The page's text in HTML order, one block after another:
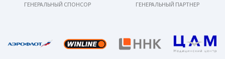
ГЕНЕРАЛЬНЫЙ СПОНСОР ГЕНЕРАЛЬНЫЙ ПАРТНЕР